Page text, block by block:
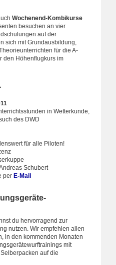
Wochenend-Kombikurse
besuchen an vier
auf der
sich mit Grundausbildung,
für die A-
den Höhenflugkurs im
in Wetterkunde,
des DWD
für alle Piloten!
Schubert
per E-Mail
du hervorragend zur
nutzen. Wir empfehlen allen
in den kommenden Monaten
mit
auf die